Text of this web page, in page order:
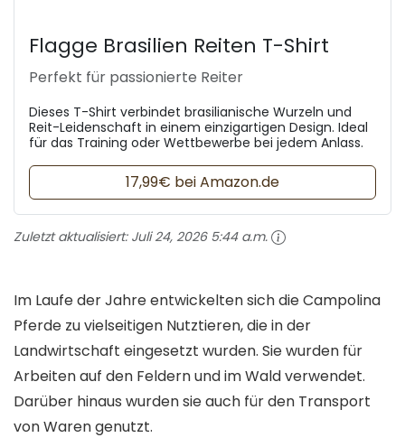
Flagge Brasilien Reiten T-Shirt
Perfekt für passionierte Reiter
Dieses T-Shirt verbindet brasilianische Wurzeln und
Reit-Leidenschaft in einem einzigartigen Design. Ideal
für das Training oder Wettbewerbe bei jedem Anlass.
17,99€ bei Amazon.de
Zuletzt aktualisiert: Juli 24, 2026 5:44 a.m.
Im Laufe der Jahre entwickelten sich die Campolina
Pferde zu vielseitigen Nutztieren, die in der
Landwirtschaft eingesetzt wurden. Sie wurden für
Arbeiten auf den Feldern und im Wald verwendet.
Darüber hinaus wurden sie auch für den Transport
von Waren genutzt.